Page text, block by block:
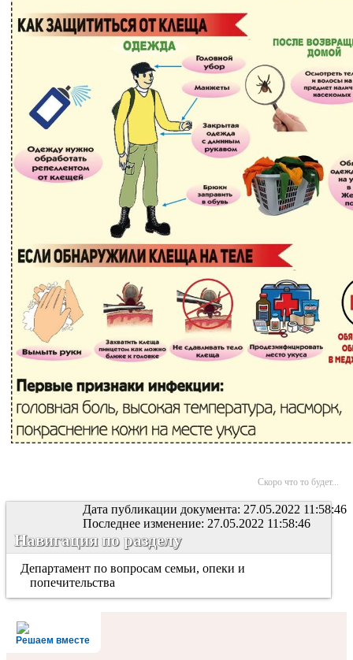
Скоро что то будет...
Дата публикации документа: 27.05.2022 11:58:46
Последнее изменение: 27.05.2022 11:58:46
Навигация по разделу
Департамент по вопросам семьи, опеки и
попечительства
Решаем вместе